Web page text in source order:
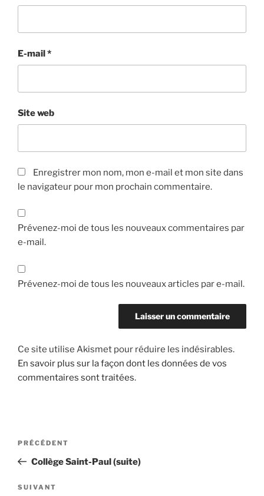
E-mail*
Site web
Enregistrer mon nom, mon e-mail et mon site dans
le navigateur pour mon prochain commentaire.
Prévenez-moi de tous les nouveaux commentaires par
e-mail.
Prévenez-moi de tous les nouveaux articles par e-mail.
Ce site utilise Akismet pour réduire les indésirables.
En savoir plus sur la façon dont les données de vos
commentaires sont traitées.
Navigation
l’article
Article
précédent
PRÉCÉDENT
Collège Saint-Paul (suite)
Article
SUIVANT